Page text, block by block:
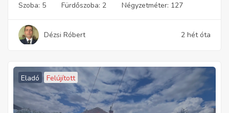
Szoba: 5 Fürdőszoba: 2 Négyzetméter: 127
Dézsi Róbert 2 hét óta
Eladó Felújított